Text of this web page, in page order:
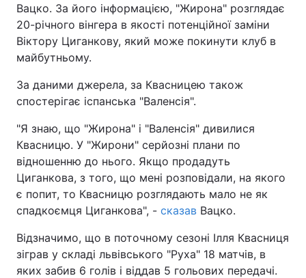
Вацко. За його інформацією, "Жирона" розглядає
20-річного вінгера в якості потенційної заміни
Віктору Циганкову, який може покинути клуб в
майбутньому.
За даними джерела, за Квасницею також
спостерігає іспанська "Валенсія".
"Я знаю, що "Жирона" і "Валенсія" дивилися
Квасницю. У "Жирони" серйозні плани по
відношенню до нього. Якщо продадуть
Циганкова, з того, що мені розповідали, на якого
є попит, то Квасницю розглядають мало не як
спадкоємця Циганкова", - сказав Вацко.
Відзначимо, що в поточному сезоні Ілля Квасниця
зіграв у складі львівського "Руха" 18 матчів, в
яких забив 6 голів і віддав 5 гольових передачі.